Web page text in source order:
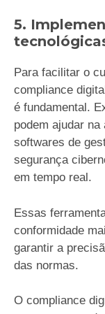
5.
Para facilitar o
compliance
é fundamental.
podem ajudar
softwares de
segurança
em tempo real.
Essas
conformidade
garantir a
das normas.
O compliance